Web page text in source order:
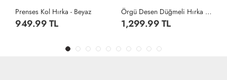
Prenses Kol Hırka - Beyaz
949.99 TL
Örgü Desen Düğmeli Hırka - Antrasit
1,299.99 TL